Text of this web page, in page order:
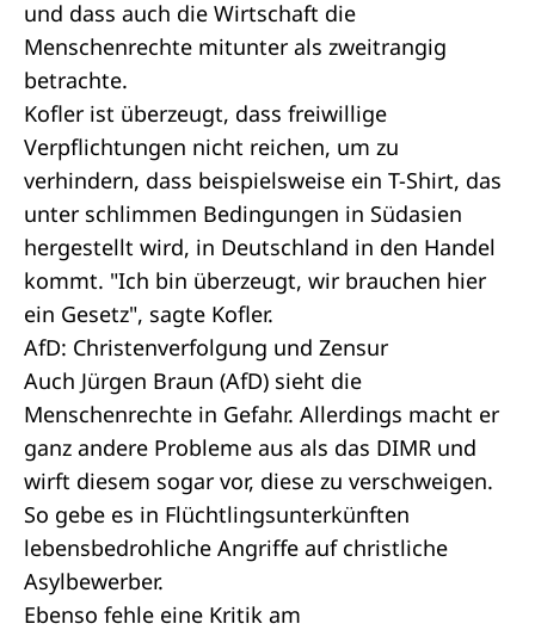
und dass auch die Wirtschaft die
Menschenrechte mitunter als zweitrangig
betrachte.
Kofler ist überzeugt, dass freiwillige
Verpflichtungen nicht reichen, um zu
verhindern, dass beispielsweise ein T-Shirt, das
unter schlimmen Bedingungen in Südasien
hergestellt wird, in Deutschland in den Handel
kommt. "Ich bin überzeugt, wir brauchen hier
ein Gesetz", sagte Kofler.
AfD: Christenverfolgung und Zensur
Auch Jürgen Braun (AfD) sieht die
Menschenrechte in Gefahr. Allerdings macht er
ganz andere Probleme aus als das DIMR und
wirft diesem sogar vor, diese zu verschweigen.
So gebe es in Flüchtlingsunterkünften
lebensbedrohliche Angriffe auf christliche
Asylbewerber.
Ebenso fehle eine Kritik am